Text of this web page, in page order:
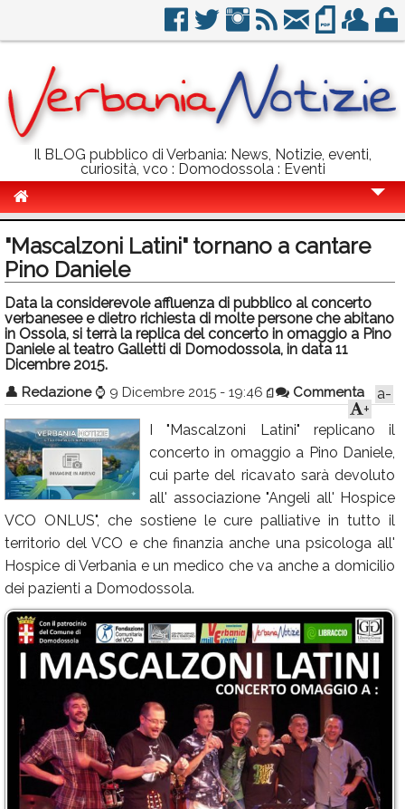
Il BLOG pubblico di Verbania: News, Notizie, eventi,
curiosità, vco : Domodossola : Eventi
Politica
Sport
Eventi
Info Utili
Rubriche
Calendario
Annunci
"Mascalzoni Latini" tornano a cantare
Pino Daniele
Data la considerevole affluenza di pubblico al concerto
verbanesee e dietro richiesta di molte persone che abitano
in Ossola, si terrà la replica del concerto in omaggio a Pino
Daniele al teatro Galletti di Domodossola, in data 11
Dicembre 2015.
👤 Redazione ⌚ 9 Dicembre 2015 - 19:46 Commenta
a-
+
I "Mascalzoni Latini" replicano il
concerto in omaggio a Pino Daniele,
cui parte del ricavato sarà devoluto
all' associazione "Angeli all' Hospice
VCO ONLUS", che sostiene le cure palliative in tutto il
territorio del VCO e che finanzia anche una psicologa all'
Hospice di Verbania e un medico che va anche a domicilio
dei pazienti a Domodossola.